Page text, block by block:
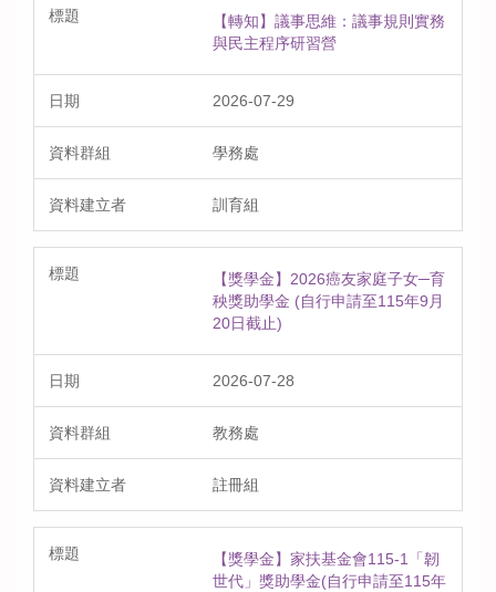
【轉知】議事思維：議事規則實務
與民主程序研習營
2026-07-29
學務處
訓育組
【獎學金】2026癌友家庭子女─育
秧獎助學金 (自行申請至115年9月
20日截止)
2026-07-28
教務處
註冊組
【獎學金】家扶基金會115-1「韌
世代」獎助學金(自行申請至115年